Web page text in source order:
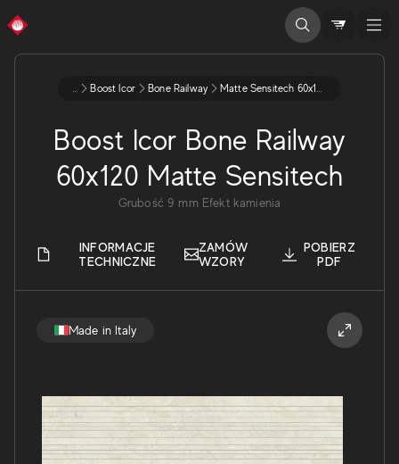
Made in Italy
... Boost Icor Bone Railway Matte Sensitech 60x120 9 Aybp
Boost Icor Bone Railway
60x120 Matte Sensitech
Grubość 9 mm Efekt kamienia
INFORMACJE
TECHNICZNE
ZAMÓW
WZORY
POBIERZ
PDF